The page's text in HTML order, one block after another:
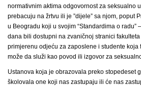
normativnim aktima odgovornost za seksualno
prebacuju na žrtvu ili je ”dijele” sa njom, poput
u Beogradu koji u svojim “Standardima o
dana bili dostupni na zvaničnoj stranici
primjerenu odjeću za zaposlene i studente koja
može da služi kao povod ili izgovor za
Ustanova koja je obrazovala preko stopedeset
školovala one koji nas zastupaju ili će nas